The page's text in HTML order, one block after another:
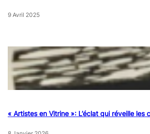
9 Avril 2025
« Artistes en Vitrine »: L’éclat qui réveille